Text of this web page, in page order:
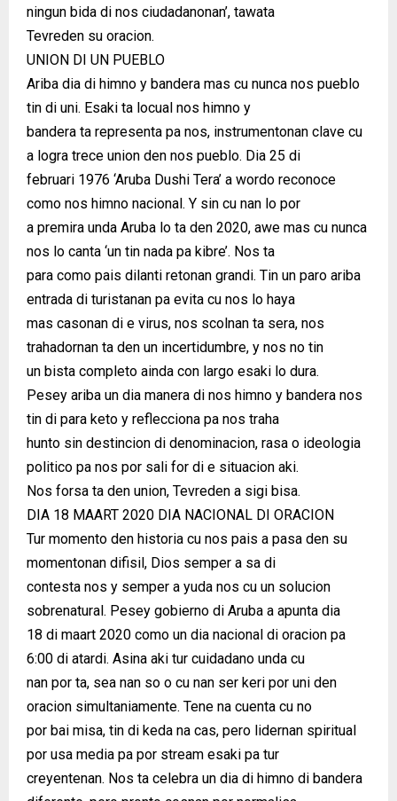
ningun bida di nos ciudadanonan’, tawata
Tevreden su oracion.
UNION DI UN PUEBLO
Ariba dia di himno y bandera mas cu nunca nos pueblo
tin di uni. Esaki ta locual nos himno y
bandera ta representa pa nos, instrumentonan clave cu
a logra trece union den nos pueblo. Dia 25 di
februari 1976 ‘Aruba Dushi Tera’ a wordo reconoce
como nos himno nacional. Y sin cu nan lo por
a premira unda Aruba lo ta den 2020, awe mas cu nunca
nos lo canta ‘un tin nada pa kibre’. Nos ta
para como pais dilanti retonan grandi. Tin un paro ariba
entrada di turistanan pa evita cu nos lo haya
mas casonan di e virus, nos scolnan ta sera, nos
trahadornan ta den un incertidumbre, y nos no tin
un bista completo ainda con largo esaki lo dura.
Pesey ariba un dia manera di nos himno y bandera nos
tin di para keto y reflecciona pa nos traha
hunto sin destincion di denominacion, rasa o ideologia
politico pa nos por sali for di e situacion aki.
Nos forsa ta den union, Tevreden a sigi bisa.
DIA 18 MAART 2020 DIA NACIONAL DI ORACION
Tur momento den historia cu nos pais a pasa den su
momentonan difisil, Dios semper a sa di
contesta nos y semper a yuda nos cu un solucion
sobrenatural. Pesey gobierno di Aruba a apunta dia
18 di maart 2020 como un dia nacional di oracion pa
6:00 di atardi. Asina aki tur cuidadano unda cu
nan por ta, sea nan so o cu nan ser keri por uni den
oracion simultaniamente. Tene na cuenta cu no
por bai misa, tin di keda na cas, pero lidernan spiritual
por usa media pa por stream esaki pa tur
creyentenan. Nos ta celebra un dia di himno di bandera